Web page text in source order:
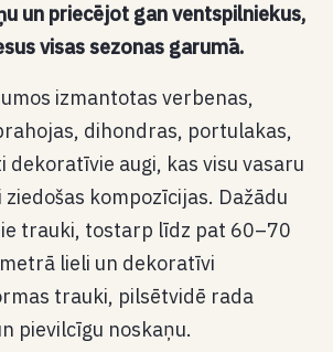
un priecējot gan ventspilniekus,
visas sezonas garumā.
izmantotas verbenas,
dihondras, portulakas,
dekoratīvie augi, kas visu vasaru
kompozīcijas. Dažādu
trauki, tostarp līdz pat 60–70
lieli un dekoratīvi
trauki, pilsētvidē rada
pievilcīgu noskaņu.